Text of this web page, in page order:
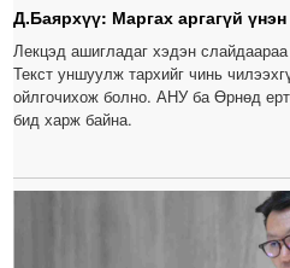
Д.Баярхүү: Маргах аргагүй үнэн
Лекцэд ашигладаг хэдэн
Текст уншуулж тархийг чинь
ойлгочихож болно. АНУ ба Өрнөд
бид харж байна.